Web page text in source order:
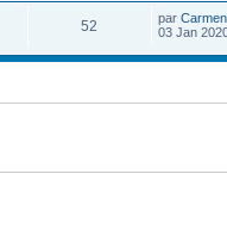
52 par
03 Jan